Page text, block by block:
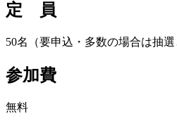
定 員
50名（要申込・多数の場合は抽選
参加費
無料